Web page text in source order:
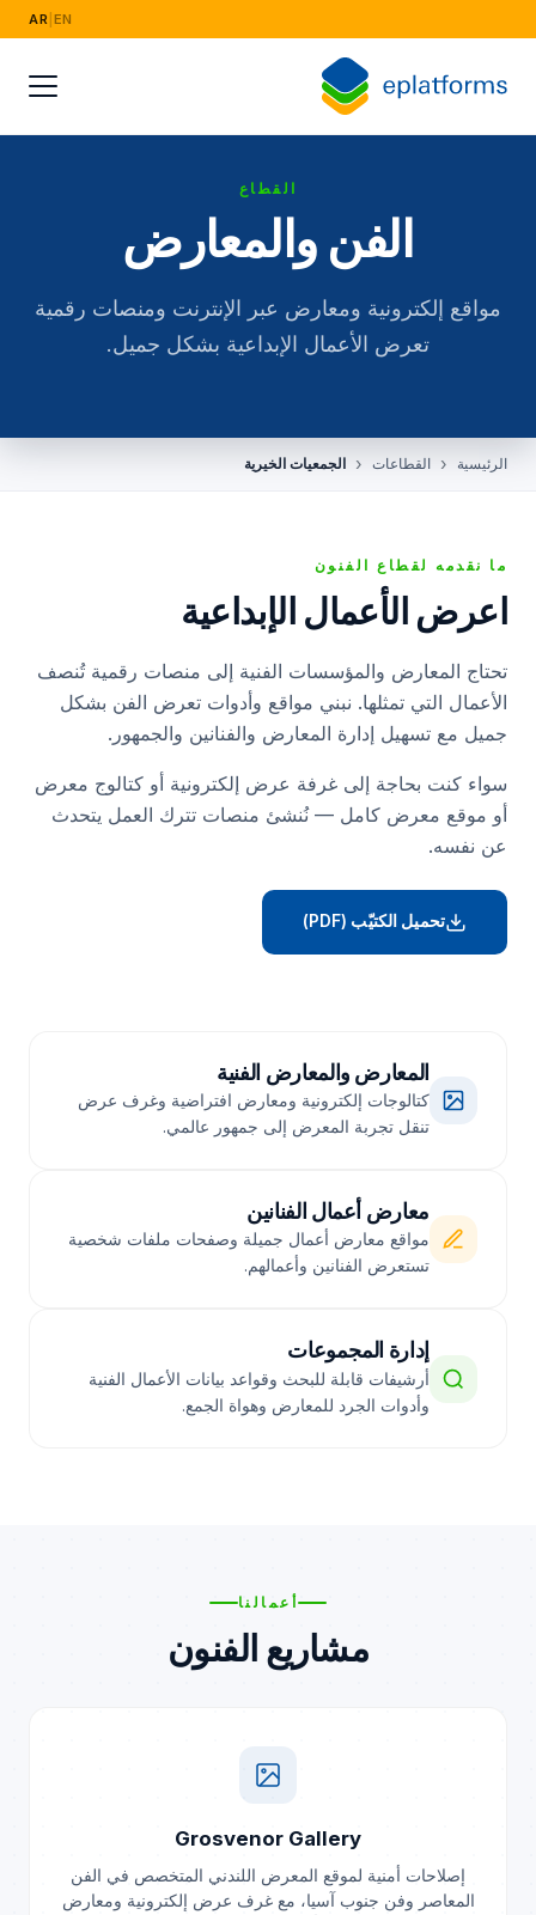
EN
AR
القطاع
الفن والمعارض
مواقع إلكترونية ومعارض عبر الإنترنت ومنصات رقمية
تعرض الأعمال الإبداعية بشكل جميل.
الرئيسية القطاعات الجمعيات الخيرية
ما نقدمه لقطاع الفنون
اعرض الأعمال الإبداعية
تحتاج المعارض والمؤسسات الفنية إلى منصات رقمية تُنصف
الأعمال التي تمثلها. نبني مواقع وأدوات تعرض الفن بشكل
جميل مع تسهيل إدارة المعارض والفنانين والجمهور.
سواء كنت بحاجة إلى غرفة عرض إلكترونية أو كتالوج معرض
أو موقع معرض كامل — نُنشئ منصات تترك العمل يتحدث
عن نفسه.
تحميل الكتيّب (PDF)
المعارض والمعارض الفنية
كتالوجات إلكترونية ومعارض افتراضية وغرف عرض
تنقل تجربة المعرض إلى جمهور عالمي.
معارض أعمال الفنانين
مواقع معارض أعمال جميلة وصفحات ملفات شخصية
تستعرض الفنانين وأعمالهم.
إدارة المجموعات
أرشيفات قابلة للبحث وقواعد بيانات الأعمال الفنية
وأدوات الجرد للمعارض وهواة الجمع.
أعمالنا
مشاريع الفنون
Grosvenor Gallery
إصلاحات أمنية لموقع المعرض اللندني المتخصص في الفن
المعاصر وفن جنوب آسيا، مع غرف عرض إلكترونية ومعارض